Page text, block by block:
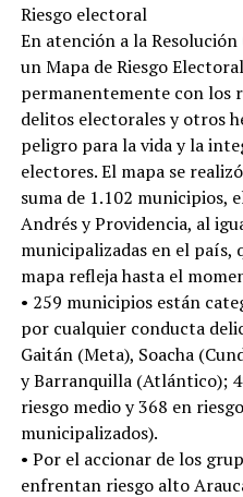
Riesgo electoral
En atención a la
un Mapa de Riesgo
permanentemente con los
delitos electorales y otros
peligro para la vida y la
electores. El mapa se
suma de 1.102 municipios,
Andrés y Providencia, al
municipalizadas en el país,
mapa refleja hasta el
• 259 municipios están
por cualquier conducta
Gaitán (Meta), Soacha
y Barranquilla (Atlántico);
riesgo medio y 368 en
municipalizados).
• Por el accionar de los
enfrentan riesgo alto